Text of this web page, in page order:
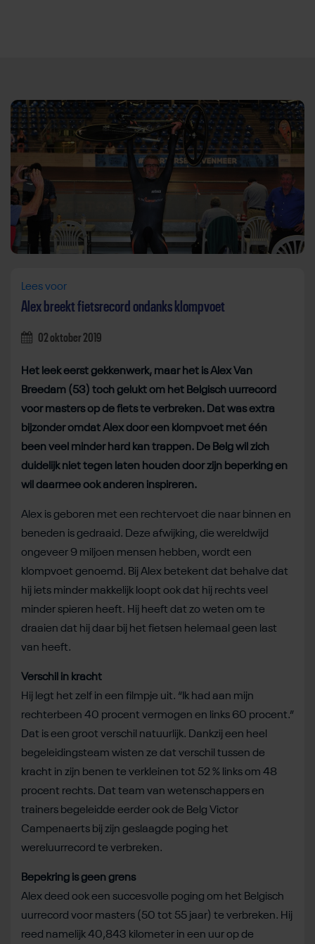
Direct door naar content
Lees voor
Alex breekt fietsrecord ondanks klompvoet
02 oktober 2019
Het leek eerst gekkenwerk, maar het is Alex Van
Breedam (53) toch gelukt om het Belgisch uurrecord
voor masters op de fiets te verbreken. Dat was extra
bijzonder omdat Alex door een klompvoet met één
been veel minder hard kan trappen. De Belg wil zich
duidelijk niet tegen laten houden door zijn beperking en
wil daarmee ook anderen inspireren.
Alex is geboren met een rechtervoet die naar binnen en
beneden is gedraaid. Deze afwijking, die wereldwijd
ongeveer 9 miljoen mensen hebben, wordt een
klompvoet genoemd. Bij Alex betekent dat behalve dat
hij iets minder makkelijk loopt ook dat hij rechts veel
minder spieren heeft. Hij heeft dat zo weten om te
draaien dat hij daar bij het fietsen helemaal geen last
van heeft.
Verschil in kracht
Hij legt het zelf in een filmpje uit. “Ik had aan mijn
rechterbeen 40 procent vermogen en links 60 procent.”
Dat is een groot verschil natuurlijk. Dankzij een heel
begeleidingsteam wisten ze dat verschil tussen de
kracht in zijn benen te verkleinen tot 52 % links om 48
procent rechts. Dat team van wetenschappers en
trainers begeleidde eerder ook de Belg Victor
Campenaerts bij zijn geslaagde poging het
wereluurrecord te verbreken.
Bepekring is geen grens
Alex deed ook een succesvolle poging om het Belgisch
uurrecord voor masters (50 tot 55 jaar) te verbreken. Hij
reed namelijk 40,843 kilometer in een uur op de